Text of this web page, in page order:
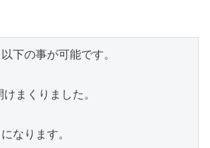
下の事が可能です。
まくりました。
なります。